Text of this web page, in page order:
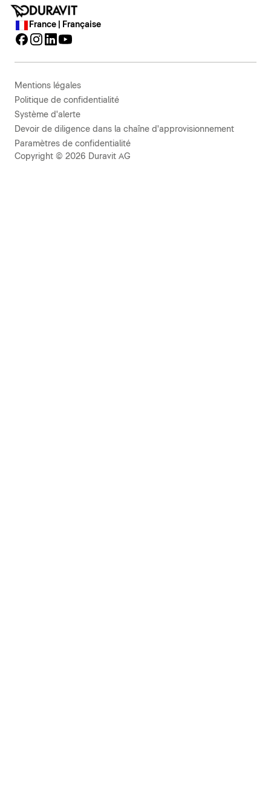
France | Française
Mentions légales
Politique de confidentialité
Système d'alerte
Devoir de diligence dans la chaîne d'approvisionnement
Paramètres de confidentialité
Copyright © 2026 Duravit AG